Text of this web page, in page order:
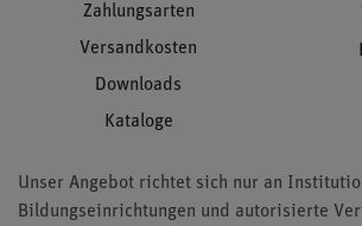
Zahlungsarten
Versandkosten
Downloads
Kataloge
Unser Angebot richtet sich nur an
Bildungseinrichtungen und autorisierte